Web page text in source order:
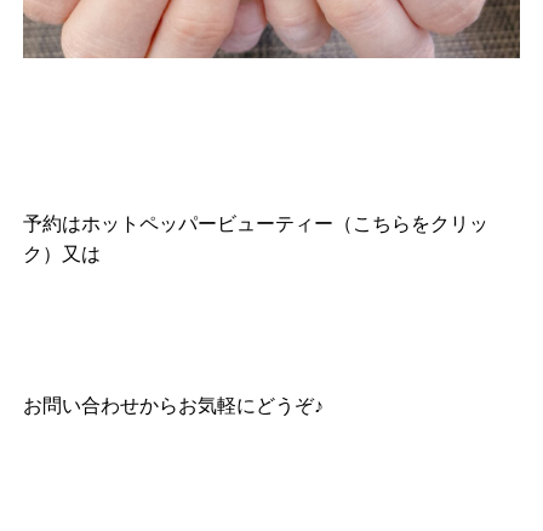
予約はホットペッパービューティー（こちらをクリッ
ク）
又は
お問い合わせからお気軽にどうぞ♪